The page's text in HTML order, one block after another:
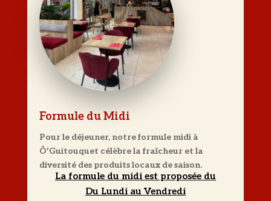
Formule du Midi
Pour le déjeuner, notre formule midi à
Ô'Guitouquet célèbre la fraîcheur et la
diversité des produits locaux de saison.
La formule du midi est proposée du
Du Lundi au Vendredi